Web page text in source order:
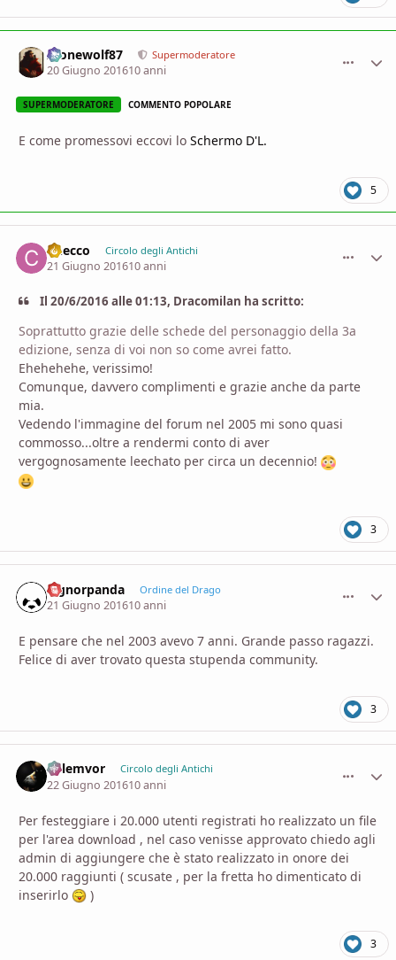
Alonewolf87 Supermoderatore
20 Giugno 201610 anni
SUPERMODERATORE COMMENTO POPOLARE
E come promessovi eccovi lo Schermo D'L.
5
Checco Circolo degli Antichi
21 Giugno 201610 anni
Il 20/6/2016 alle 01:13, Dracomilan ha scritto:
Soprattutto grazie delle schede del personaggio della 3a
edizione, senza di voi non so come avrei fatto.
Ehehehehe, verissimo!
Comunque, davvero complimenti e grazie anche da parte
mia.
Vedendo l'immagine del forum nel 2005 mi sono quasi
commosso...oltre a rendermi conto di aver
vergognosamente leechato per circa un decennio!
3
Signorpanda Ordine del Drago
21 Giugno 201610 anni
E pensare che nel 2003 avevo 7 anni. Grande passo ragazzi.
Felice di aver trovato questa stupenda community.
3
Kelemvor Circolo degli Antichi
22 Giugno 201610 anni
Per festeggiare i 20.000 utenti registrati ho realizzato un file
per l'area download , nel caso venisse approvato chiedo agli
admin di aggiungere che è stato realizzato in onore dei
20.000 raggiunti ( scusate , per la fretta ho dimenticato di
inserirlo
)
3